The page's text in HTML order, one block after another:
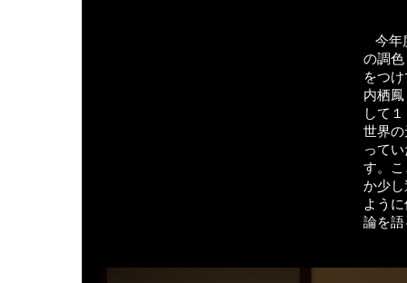
今年
の調
をつ
内栖
して
世界
って
す。
か少
よう
論を